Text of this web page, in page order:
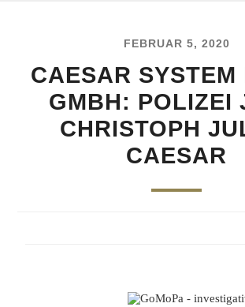
FEBRUAR 5, 2020
CAESAR SYSTEM
GMBH: POLIZEI
CHRISTOPH
CAESAR